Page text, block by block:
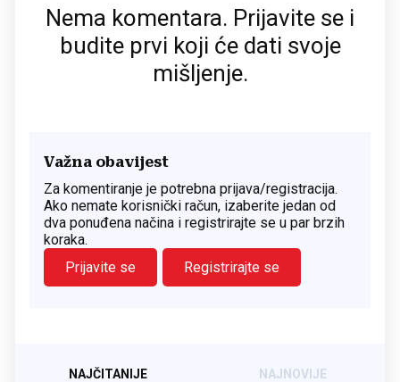
Nema komentara. Prijavite se i
budite prvi koji će dati svoje
mišljenje.
Važna obavijest
Za komentiranje je potrebna prijava/registracija.
Ako nemate korisnički račun, izaberite jedan od
dva ponuđena načina i registrirajte se u par brzih
koraka.
Prijavite se
Registrirajte se
NAJČITANIJE NAJNOVIJE